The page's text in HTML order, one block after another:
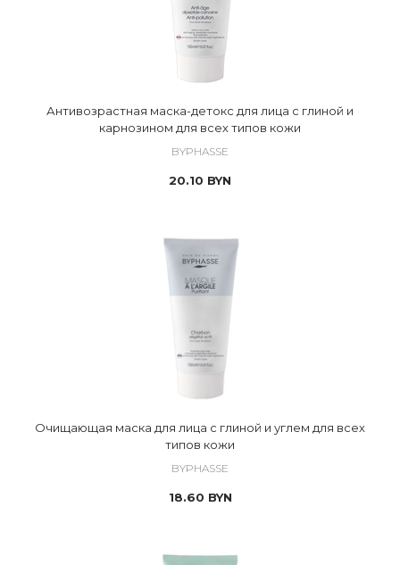
Антивозрастная маска-детокс для лица с глиной и
карнозином для всех типов кожи
BYPHASSE
20.10 BYN
Очищающая маска для лица с глиной и углем для всех
типов кожи
BYPHASSE
18.60 BYN